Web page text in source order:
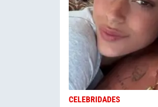
CELEBRIDADES